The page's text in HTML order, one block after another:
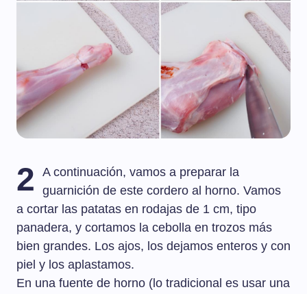
2
A continuación, vamos a preparar la
guarnición de este cordero al horno. Vamos
a cortar las patatas en rodajas de 1 cm, tipo
panadera, y cortamos la cebolla en trozos más
bien grandes. Los ajos, los dejamos enteros y con
piel y los aplastamos.
En una fuente de horno (lo tradicional es usar una